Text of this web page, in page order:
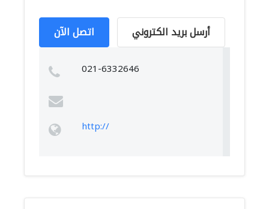
اتصل الآن أرسل بريد الكتروني
021-6332646
http://